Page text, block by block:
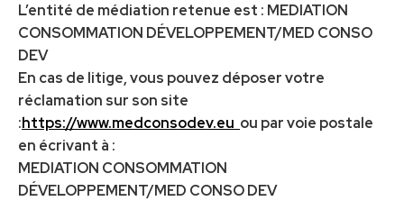
L’entité de médiation retenue est : MEDIATION
CONSOMMATION DÉVELOPPEMENT/MED CONSO
DEV
En cas de litige, vous pouvez déposer votre
réclamation sur son site
:https://www.medconsodev.eu ou par voie postale
en écrivant à :
MEDIATION CONSOMMATION
DÉVELOPPEMENT/MED CONSO DEV